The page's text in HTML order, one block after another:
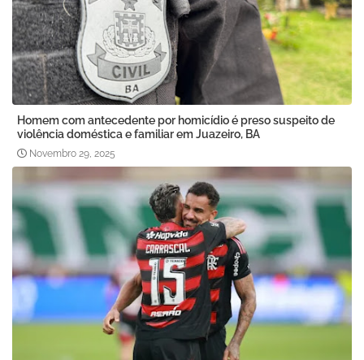
Homem com antecedente por homicídio é preso suspeito de
violência doméstica e familiar em Juazeiro, BA
Novembro 29, 2025